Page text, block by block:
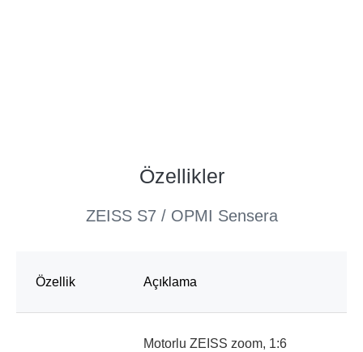
Özellikler
ZEISS S7 / OPMI Sensera
Özellik Açıklama
Motorlu ZEISS zoom, 1:6